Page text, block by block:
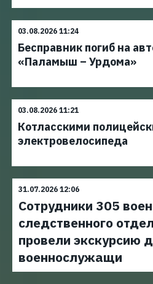
03.08.2026 11:24
Бесправник погиб на
«Паламыш – Урдома»
03.08.2026 11:21
Котласскими
электровелосипеда
31.07.2026 12:06
Сотрудники 305
следственного
провели экскурсию
военнослужащи